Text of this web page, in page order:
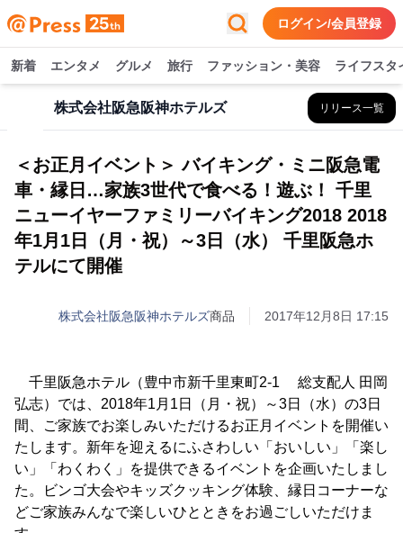
ログイン/会員登録
新着 エンタメ グルメ 旅行 ファッション・美容 ライフスタ
株式会社阪急阪神ホテルズ リリース一覧
＜お正月イベント＞ バイキング・ミニ阪急電
車・縁日…家族3世代で食べる！遊ぶ！ 千里
ニューイヤーファミリーバイキング2018 2018
年1月1日（月・祝）～3日（水） 千里阪急ホ
テルにて開催
株式会社阪急阪神ホテルズ商品 2017年12月8日 17:15
千里阪急ホテル（豊中市新千里東町2-1 総支配人 田岡
弘志）では、2018年1月1日（月・祝）～3日（水）の3日
間、ご家族でお楽しみいただけるお正月イベントを開催い
たします。新年を迎えるにふさわしい「おいしい」「楽し
い」「わくわく」を提供できるイベントを企画いたしまし
た。ビンゴ大会やキッズクッキング体験、縁日コーナーな
どご家族みんなで楽しいひとときをお過ごしいただけま